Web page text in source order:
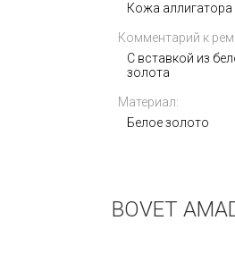
A17388101C1S1
299 000i
Кожа аллигатора
Комментарий к
С вставкой из
золота
Материал:
Белое золото
BOVET